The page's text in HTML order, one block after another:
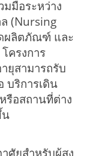
มมือระหว่าง
(Nursing
ผลิตภัณฑ์ และ
ครงการ
ยุสามารถรับ
บริการเดิน
รือสถานที่ต่าง
น
ศัยสำหรับผู้สูง